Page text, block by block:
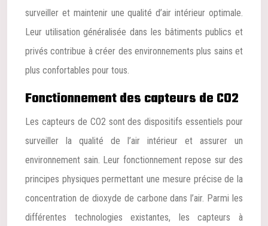
surveiller et maintenir une qualité d’air intérieur optimale.
Leur utilisation généralisée dans les bâtiments publics et
privés contribue à créer des environnements plus sains et
plus confortables pour tous.
Fonctionnement des capteurs de CO2
Les capteurs de CO2 sont des dispositifs essentiels pour
surveiller la qualité de l’air intérieur et assurer un
environnement sain. Leur fonctionnement repose sur des
principes physiques permettant une mesure précise de la
concentration de dioxyde de carbone dans l’air. Parmi les
différentes technologies existantes, les capteurs à